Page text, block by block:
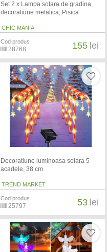
Set 2 x Lampa solara de gradina,
decoratiune metalica, Pisica
CHIC MANIA
Cod produs
28768 155 lei
Decoratiune luminoasa solara 5
acadele, 38 cm
TREND MARKET
Cod produs
25797 53 lei